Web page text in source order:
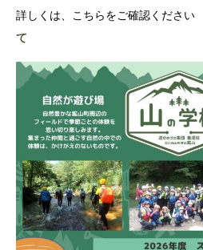
詳しくは、こちらをご確認ください
て